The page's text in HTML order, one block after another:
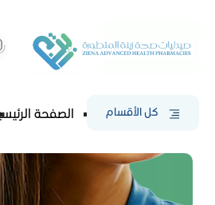
كل الأقسام الصفحة